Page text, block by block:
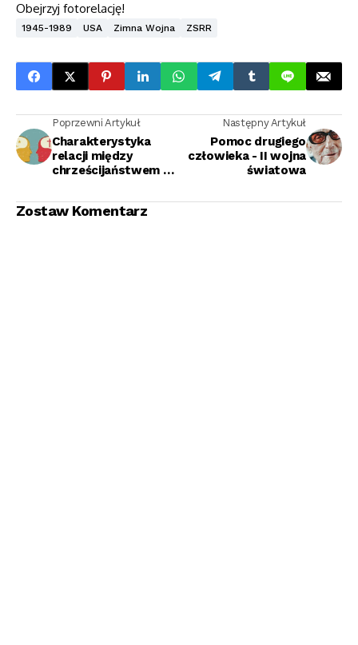
Obejrzyj fotorelację!
1945-1989 USA Zimna Wojna ZSRR
Poprzewni Artykuł
Charakterystyka
relacji między
chrześcijaństwem a
średniowieczu.
Następny Artykuł
Pomoc drugiego
człowieka - II wojna
światowa
Zostaw Komentarz